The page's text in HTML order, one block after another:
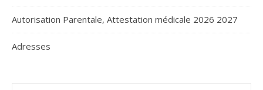
Autorisation Parentale, Attestation médicale 2026 2027
Adresses